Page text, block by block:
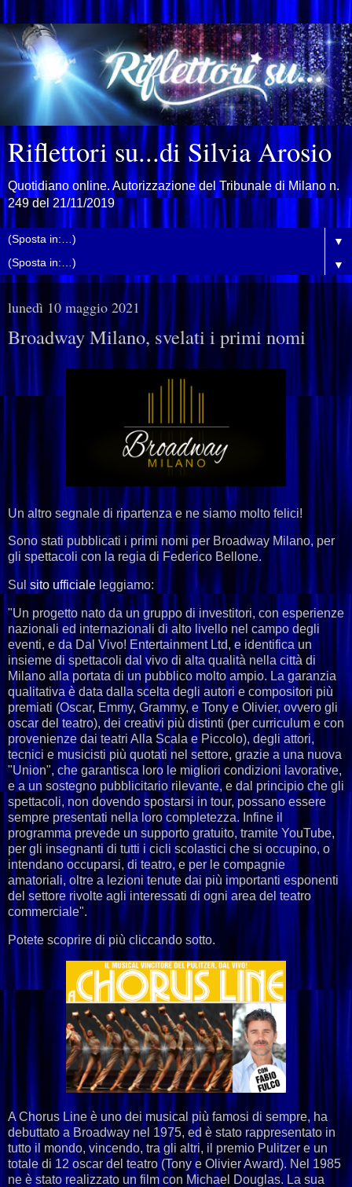
Riflettori su...di Silvia Arosio
Quotidiano online. Autorizzazione del Tribunale di Milano n.
249 del 21/11/2019
▼
▼
lunedì 10 maggio 2021
Broadway Milano, svelati i primi nomi
Un altro segnale di ripartenza e ne siamo molto felici!
Sono stati pubblicati i primi nomi per Broadway Milano, per
gli spettacoli con la regia di Federico Bellone.
Sul sito ufficiale leggiamo:
"Un progetto nato da un gruppo di investitori, con esperienze
nazionali ed internazionali di alto livello nel campo degli
eventi, e da Dal Vivo! Entertainment Ltd, e identifica un
insieme di spettacoli dal vivo di alta qualità nella città di
Milano alla portata di un pubblico molto ampio. La garanzia
qualitativa è data dalla scelta degli autori e compositori più
premiati (Oscar, Emmy, Grammy, e Tony e Olivier, ovvero gli
oscar del teatro), dei creativi più distinti (per curriculum e con
provenienze dai teatri Alla Scala e Piccolo), degli attori,
tecnici e musicisti più quotati nel settore, grazie a una nuova
"Union", che garantisca loro le migliori condizioni lavorative,
e a un sostegno pubblicitario rilevante, e dal principio che gli
spettacoli, non dovendo spostarsi in tour, possano essere
sempre presentati nella loro completezza. Infine il
programma prevede un supporto gratuito, tramite YouTube,
per gli insegnanti di tutti i cicli scolastici che si occupino, o
intendano occuparsi, di teatro, e per le compagnie
amatoriali, oltre a lezioni tenute dai più importanti esponenti
del settore rivolte agli interessati di ogni area del teatro
commerciale".
Potete scoprire di più cliccando sotto.
A Chorus Line è uno dei musical più famosi di sempre, ha
debuttato a Broadway nel 1975, ed è stato rappresentato in
tutto il mondo, vincendo, tra gli altri, il premio Pulitzer e un
totale di 12 oscar del teatro (Tony e Olivier Award). Nel 1985
ne è stato realizzato un film con Michael Douglas. La sua